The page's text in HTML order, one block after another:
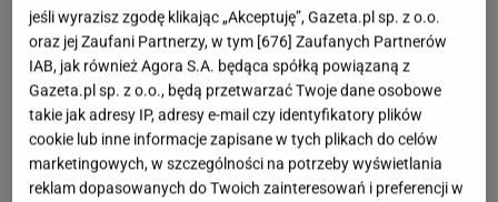
jeśli wyrazisz zgodę klikając „Akceptuję”, Gazeta.pl sp. z o.o.
oraz jej Zaufani Partnerzy, w tym [676] Zaufanych Partnerów
IAB, jak również Agora S.A. będąca spółką powiązaną z
Gazeta.pl sp. z o.o., będą przetwarzać Twoje dane osobowe
takie jak adresy IP, adresy e-mail czy identyfikatory plików
cookie lub inne informacje zapisane w tych plikach do celów
marketingowych, w szczególności na potrzeby wyświetlania
reklam dopasowanych do Twoich zainteresowań i preferencji w